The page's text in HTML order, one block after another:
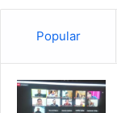
Popular